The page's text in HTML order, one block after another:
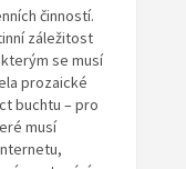
činností.
záležitost
se musí
prozaické
buchtu – pro
musí